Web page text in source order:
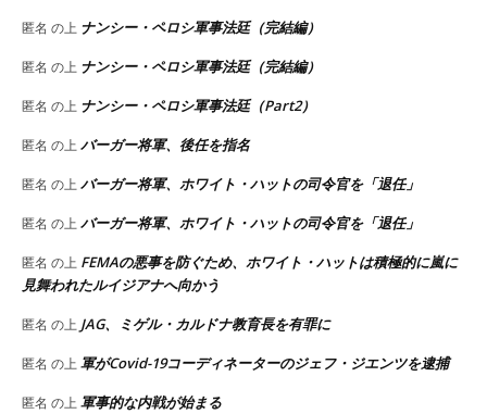
匿名 の上 ナンシー・ペロシ軍事法廷（完結編）
匿名 の上 ナンシー・ペロシ軍事法廷（完結編）
匿名 の上 ナンシー・ペロシ軍事法廷（Part2）
匿名 の上 バーガー将軍、後任を指名
匿名 の上 バーガー将軍、ホワイト・ハットの司令官を「退任」
匿名 の上 バーガー将軍、ホワイト・ハットの司令官を「退任」
匿名 の上 FEMAの悪事を防ぐため、ホワイト・ハットは積極的に嵐に
見舞われたルイジアナへ向かう
匿名 の上 JAG、ミゲル・カルドナ教育長を有罪に
匿名 の上 軍がCovid-19コーディネーターのジェフ・ジエンツを逮捕
匿名 の上 軍事的な内戦が始まる